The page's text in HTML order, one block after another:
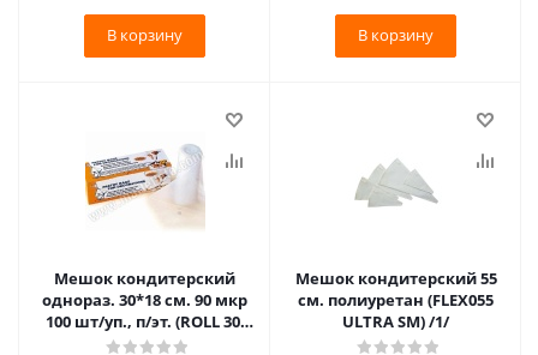
В корзину В корзину
Мешок кондитерский
однораз. 30*18 см. 90 мкр
100 шт/уп., п/эт. (ROLL 30)
/1/6/**
Мешок кондитерский 55
см. полиуретан (FLEX055
ULTRA SM) /1/